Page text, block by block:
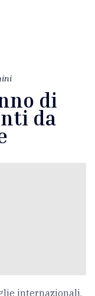
di
da
internazionali,